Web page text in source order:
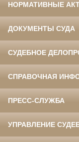
НОРМАТИВНЫЕ
ДОКУМЕНТЫ СУДА
СУДЕБНОЕ
СПРАВОЧНАЯ
ПРЕСС-СЛУЖБА
УПРАВЛЕНИЕ